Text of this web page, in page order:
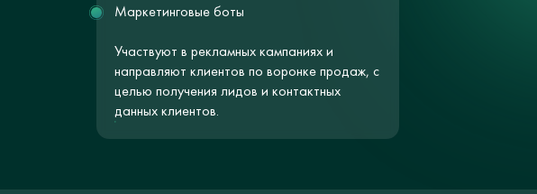
Маркетинговые боты
Участвуют в рекламных кампаниях и
направляют клиентов по воронке продаж, с
целью получения лидов и контактных
данных клиентов.